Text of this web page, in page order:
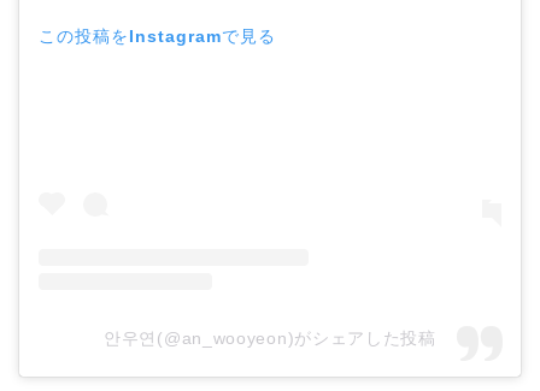
この投稿をInstagramで見る
안우연(@an_wooyeon)がシェアした投稿